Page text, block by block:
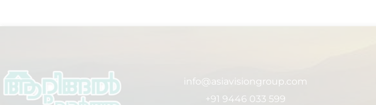
info@asiavisiongroup.com
+91 9446 033 599